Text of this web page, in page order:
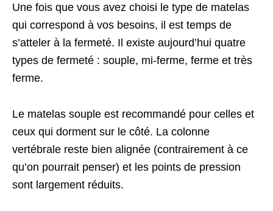
Une fois que vous avez choisi le type de matelas
qui correspond à vos besoins, il est temps de
s’atteler à la fermeté. Il existe aujourd’hui quatre
types de fermeté : souple, mi-ferme, ferme et très
ferme.
Le matelas souple est recommandé pour celles et
ceux qui dorment sur le côté. La colonne
vertébrale reste bien alignée (contrairement à ce
qu’on pourrait penser) et les points de pression
sont largement réduits.